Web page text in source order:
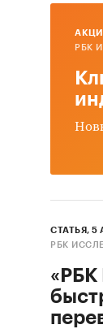
РБК
СТАТЬЯ, 5
РБК
«РБК